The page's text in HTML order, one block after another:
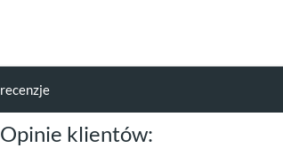
recenzje
Opinie klientów: